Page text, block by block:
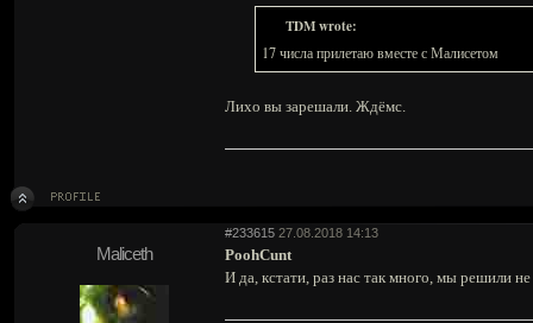
TDM wrote:
17 числа прилетаю вместе с Малисетом
Лихо вы зарешали. Ждёмс.
#233615 27.08.2018 14:13
Maliceth
PoohCunt
И да, кстати, раз нас так много, мы решили